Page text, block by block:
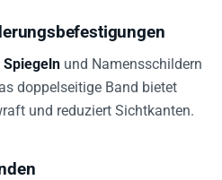
und Namensschildern
doppelseitige Band bietet
und reduziert Sichtkanten.